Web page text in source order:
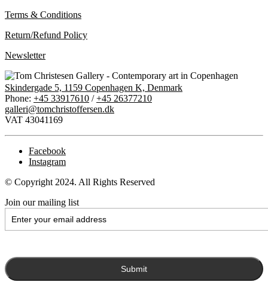
Terms & Conditions
Return/Refund Policy
Newsletter
Skindergade 5, 1159 Copenhagen K, Denmark
Phone: +45 33917610 /+45 26377210
galleri@tomchristoffersen.dk
VAT 43041169
Facebook
Instagram
© Copyright 2024. All Rights Reserved
Join our mailing list